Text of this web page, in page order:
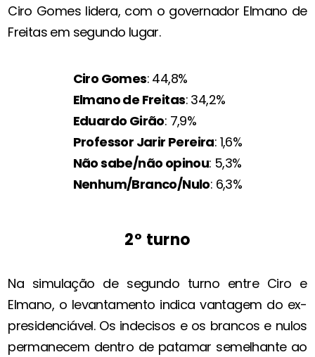
Ciro Gomes lidera, com o governador Elmano de
Freitas em segundo lugar.
Ciro Gomes: 44,8%
Elmano de Freitas: 34,2%
Eduardo Girão: 7,9%
Professor Jarir Pereira: 1,6%
Não sabe/não opinou: 5,3%
Nenhum/Branco/Nulo: 6,3%
2º turno
Na simulação de segundo turno entre Ciro e
Elmano, o levantamento indica vantagem do ex-
presidenciável. Os indecisos e os brancos e nulos
permanecem dentro de patamar semelhante ao